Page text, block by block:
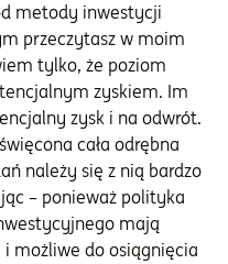
metody inwestycji
przeczytasz w moim
tylko, że poziom
zyskiem. Im
zysk i na odwrót.
cała odrębna
należy się z nią bardzo
– ponieważ polityka
mają
i możliwe do osiągnięcia